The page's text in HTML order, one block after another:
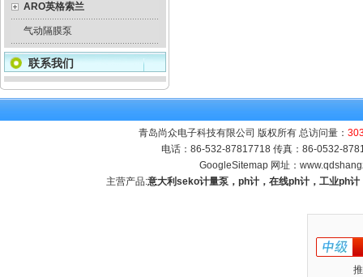
ARO英格索兰
气动隔膜泵
联系我们
青岛尚众电子科技有限公司 版权所有 总访问量：
电话：86-532-87817718 传真：86-0532-
GoogleSitemap 网址：
主营产品:意大利seko计量泵，ph计，在线ph计，工业ph